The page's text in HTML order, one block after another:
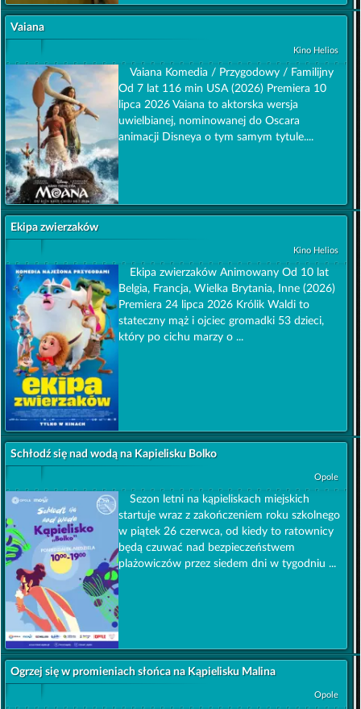
Vaiana
Kino Helios
Vaiana Komedia / Przygodowy / Familijny
Od 7 lat 116 min USA (2026) Premiera 10
lipca 2026 Vaiana to aktorska wersja
uwielbianej, nominowanej do Oscara
animacji Disneya o tym samym tytule....
Ekipa zwierzaków
Kino Helios
Ekipa zwierzaków Animowany Od 10 lat
Belgia, Francja, Wielka Brytania, Inne (2026)
Premiera 24 lipca 2026 Królik Waldi to
stateczny mąż i ojciec gromadki 53 dzieci,
który po cichu marzy o ...
Schłodź się nad wodą na Kapielisku Bolko
Opole
Sezon letni na kąpieliskach miejskich
startuje wraz z zakończeniem roku szkolnego
w piątek 26 czerwca, od kiedy to ratownicy
będą czuwać nad bezpieczeństwem
plażowiczów przez siedem dni w tygodniu ...
Ogrzej się w promieniach słońca na Kąpielisku Malina
Opole